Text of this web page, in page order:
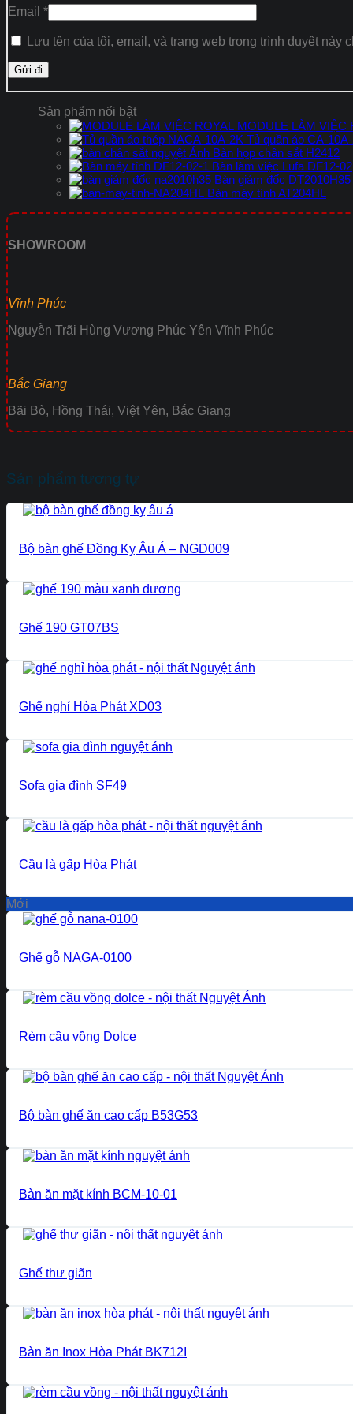
Email *
Lưu tên của tôi, email, và trang web trong trình duyệt này
Sản phẩm nổi bật
MODULE LÀM VIỆC
Tủ quần áo CA-
Bàn họp chân sắt H2412
Bàn làm việc Lufa DF12-02
Bàn giám đốc DT2010H35
Bàn máy tính AT204HL
SHOWROOM
Vĩnh Phúc
Nguyễn Trãi Hùng Vương Phúc Yên Vĩnh Phúc
Bắc Giang
Bãi Bò, Hồng Thái, Việt Yên, Bắc Giang
Sản phẩm tương tự
Bộ bàn ghế Đồng Kỵ Âu Á – NGD009
Ghế 190 GT07BS
Ghế nghỉ Hòa Phát XD03
Sofa gia đình SF49
Cầu là gấp Hòa Phát
Mới
Ghế gỗ NAGA-0100
Rèm cầu vồng Dolce
Bộ bàn ghế ăn cao cấp B53G53
Bàn ăn mặt kính BCM-10-01
Ghế thư giãn
Bàn ăn Inox Hòa Phát BK712I